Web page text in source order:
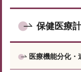
保健医療
医療機能分化・